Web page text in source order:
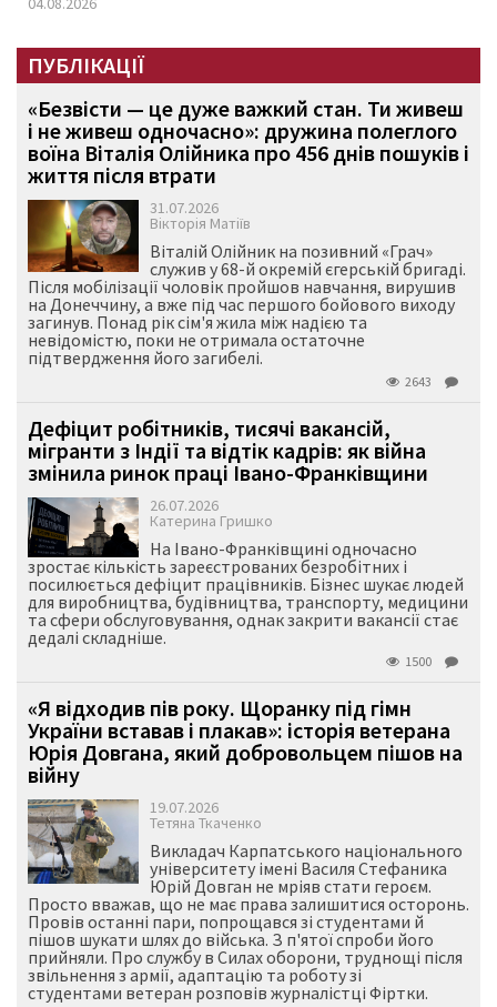
ПУБЛІКАЦІЇ
«Безвісти — це дуже важкий стан. Ти живеш
і не живеш одночасно»: дружина полеглого
воїна Віталія Олійника про 456 днів пошуків і
життя після втрати
31.07.2026
Вікторія Матіїв
Віталій Олійник на позивний «Грач»
служив у 68-й окремій єгерській бригаді.
Після мобілізації чоловік пройшов навчання, вирушив
на Донеччину, а вже під час першого бойового виходу
загинув. Понад рік сім'я жила між надією та
невідомістю, поки не отримала остаточне
підтвердження його загибелі.
2643
Дефіцит робітників, тисячі вакансій,
мігранти з Індії та відтік кадрів: як війна
змінила ринок праці Івано-Франківщини
26.07.2026
Катерина Гришко
На Івано-Франківщині одночасно
зростає кількість зареєстрованих безробітних і
посилюється дефіцит працівників. Бізнес шукає людей
для виробництва, будівництва, транспорту, медицини
та сфери обслуговування, однак закрити вакансії стає
дедалі складніше.
1500
«Я відходив пів року. Щоранку під гімн
України вставав і плакав»: історія ветерана
Юрія Довгана, який добровольцем пішов на
війну
19.07.2026
Тетяна Ткаченко
Викладач Карпатського національного
університету імені Василя Стефаника
Юрій Довган не мріяв стати героєм.
Просто вважав, що не має права залишитися осторонь.
Провів останні пари, попрощався зі студентами й
пішов шукати шлях до війська. З п'ятої спроби його
прийняли. Про службу в Силах оборони, труднощі після
звільнення з армії, адаптацію та роботу зі
студентами ветеран розповів журналістці Фіртки.